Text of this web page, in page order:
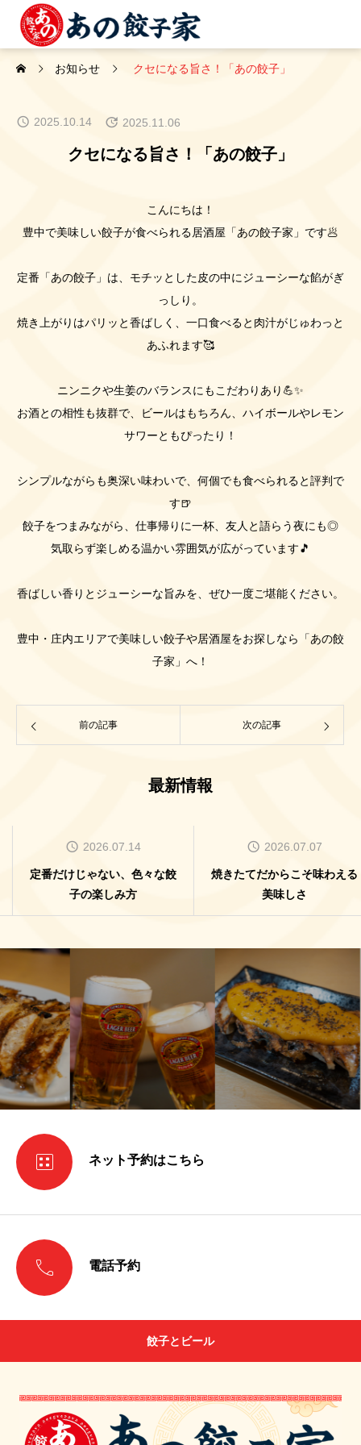
お知らせ クセになる旨さ！「あの餃子」
2025.10.14 2025.11.06
クセになる旨さ！「あの餃子」
こんにちは！
豊中で美味しい餃子が食べられる居酒屋「あの餃子家」です🥟
定番「あの餃子」は、モチッとした皮の中にジューシーな餡がぎ
っしり。
焼き上がりはパリッと香ばしく、一口食べると肉汁がじゅわっと
あふれます🥰
ニンニクや生姜のバランスにもこだわりあり💪✨
お酒との相性も抜群で、ビールはもちろん、ハイボールやレモン
サワーともぴったり！
シンプルながらも奥深い味わいで、何個でも食べられると評判で
す🍺
餃子をつまみながら、仕事帰りに一杯、友人と語らう夜にも◎
気取らず楽しめる温かい雰囲気が広がっています🎵
香ばしい香りとジューシーな旨みを、ぜひ一度ご堪能ください。
豊中・庄内エリアで美味しい餃子や居酒屋をお探しなら「あの餃
子家」へ！
前の記事 次の記事
最新情報
2026.07.14
定番だけじゃない、色々な餃
子の楽しみ方
2026.07.07
焼きたてだからこそ味わえる
美味しさ
 ネット予約はこちら
 電話予約
餃子とビール